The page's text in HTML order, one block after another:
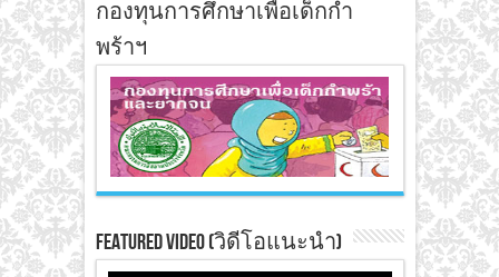
กองทุนการศึกษาเพื่อเด็กกำ
พร้าฯ
Featured Video (วิดีโอแนะนำ)